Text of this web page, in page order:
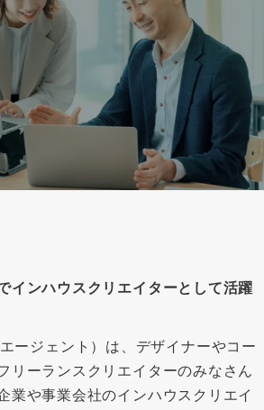
インハウスクリエイターとして活躍
ージェント）は、デザイナーやコー
リーランスクリエイターのみなさん
業や事業会社のインハウスクリエイ